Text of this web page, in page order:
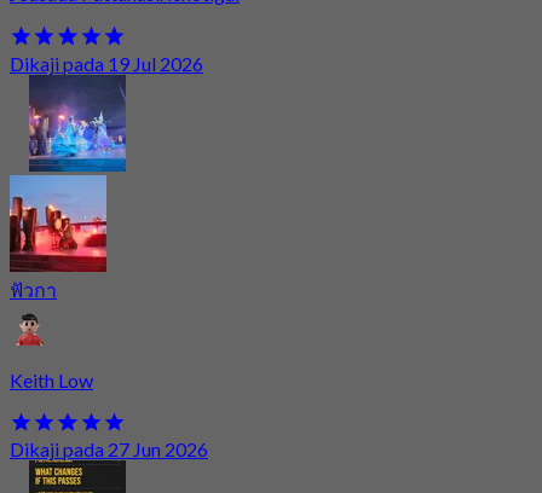
Dikaji pada 19 Jul 2026
ฟัวกา
Keith Low
Dikaji pada 27 Jun 2026